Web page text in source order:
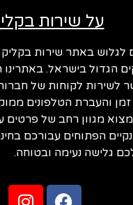
על שירות
באתר שירות בקליק
הגדול בישראל. באתרינו
לשירות לקוחות של חברות
והעברת הטלפונים
מגוון רחב של פרטים
הפתוחים עבורכם
גלישה נעימה ובטוחה.